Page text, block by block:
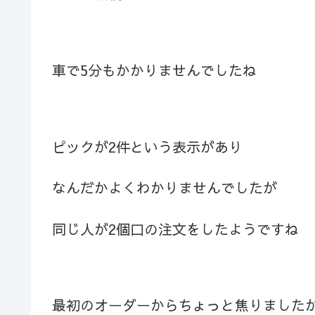
車で5分もかかりませんでしたね
ピックが2件という表示があり
なんだかよくわかりませんでしたが
同じ人が2個口の注文をしたようですね
最初のオーダーからちょっと焦りました